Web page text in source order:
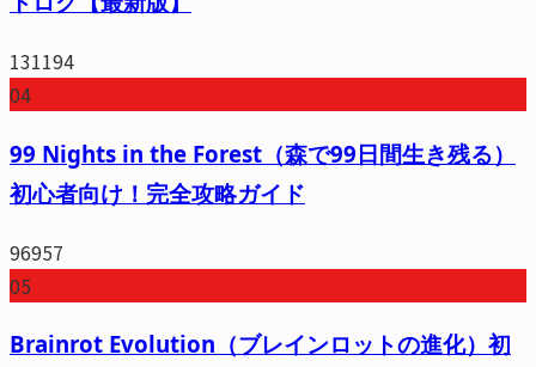
131194
04
99 Nights in the Forest（森で99日間生き残る）
初心者向け！完全攻略ガイド
96957
05
Brainrot Evolution（ブレインロットの進化）初